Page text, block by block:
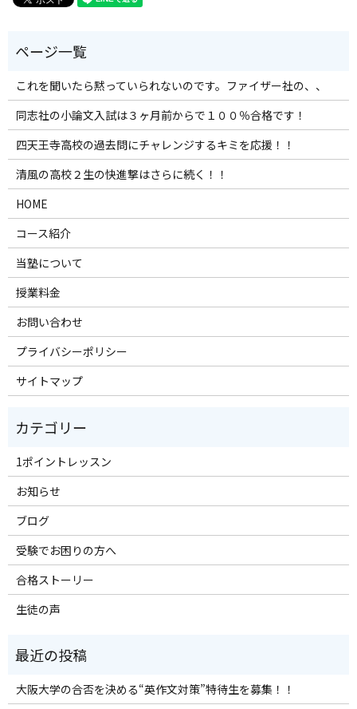
これを聞いたら黙っていられないのです。ファイザー社の、、
同志社の小論文入試は３ヶ月前からで１００％合格です！
四天王寺高校の過去問にチャレンジするキミを応援！！
清風の高校２生の快進撃はさらに続く！！
HOME
コース紹介
当塾について
授業料金
お問い合わせ
プライバシーポリシー
サイトマップ
1ポイントレッスン
お知らせ
ブログ
受験でお困りの方へ
合格ストーリー
生徒の声
大阪大学の合否を決める“英作文対策”特待生を募集！！